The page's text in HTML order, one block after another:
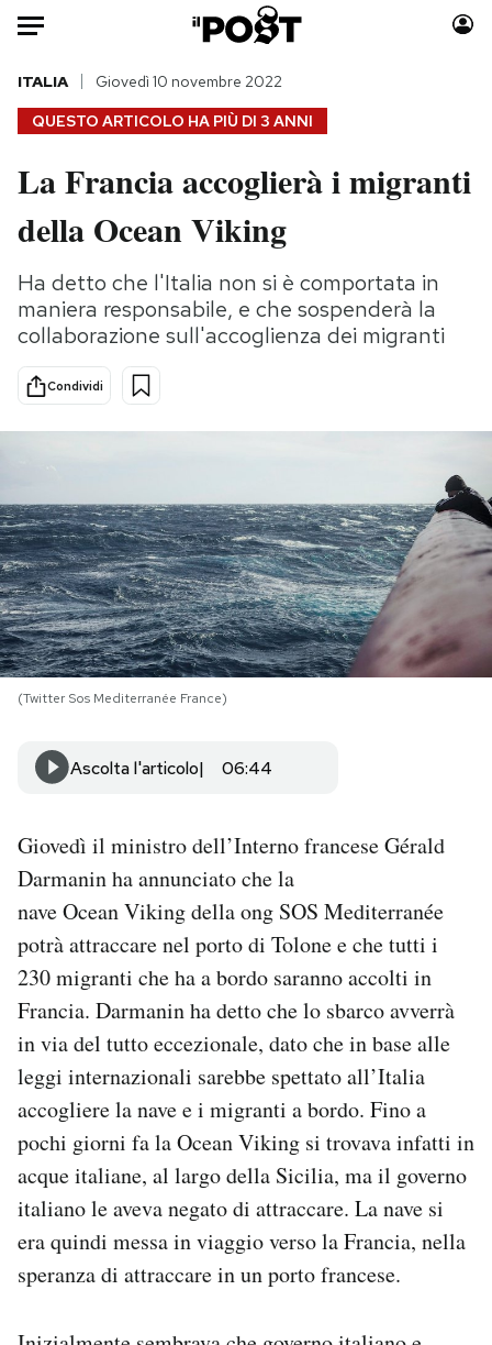
Auto
HOME
Italia
Politica
Tecnologia
Internet
Scienza
Cultura
Economia
Moda
Consumismi
Storie/Idee
Ok Boomer!
Media
PODCAST
NEWSLETTER
I MIEI PREFERITI
SHOP
Area Personale
Newsletter
Notifiche mobile
Esci
QUESTO ARTICOLO HA PIÙ DI 3 ANNI
ITALIA Giovedì 10 novembre 2022
La Francia accoglierà i migranti
della Ocean Viking
Ha detto che l'Italia non si è comportata in
maniera responsabile, e che sospenderà la
collaborazione sull'accoglienza dei migranti
Condividi
(Twitter Sos Mediterranée France)
Ascolta l'articolo 06:44
Giovedì il ministro dell’Interno francese Gérald
Darmanin ha annunciato che la
nave Ocean Viking della ong SOS Mediterranée
potrà attraccare nel porto di Tolone e che tutti i
230 migranti che ha a bordo saranno accolti in
Francia. Darmanin ha detto che lo sbarco avverrà
in via del tutto eccezionale, dato che in base alle
leggi internazionali sarebbe spettato all’Italia
accogliere la nave e i migranti a bordo. Fino a
pochi giorni fa la Ocean Viking si trovava infatti in
acque italiane, al largo della Sicilia, ma il governo
italiano le aveva negato di attraccare. La nave si
era quindi messa in viaggio verso la Francia, nella
speranza di attraccare in un porto francese.